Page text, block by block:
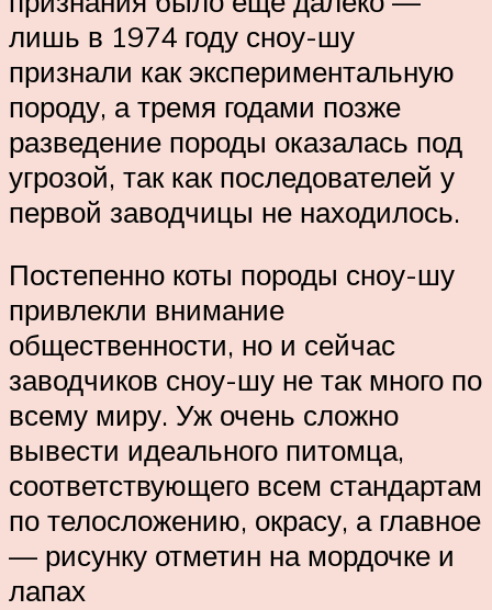
лишь в 1974 году сноу-шу
признали как экспериментальную
породу, а тремя годами позже
разведение породы оказалась под
угрозой, так как последователей у
первой заводчицы не находилось.
Постепенно коты породы сноу-шу
привлекли внимание
общественности, но и сейчас
заводчиков сноу-шу не так много по
всему миру. Уж очень сложно
вывести идеального питомца,
соответствующего всем стандартам
по телосложению, окрасу, а главное
— рисунку отметин на мордочке и
лапах